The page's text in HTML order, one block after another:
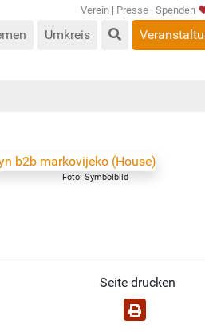
Verein | Presse | Spenden
Umkreis
Foto: Symbolbild
Seite drucken